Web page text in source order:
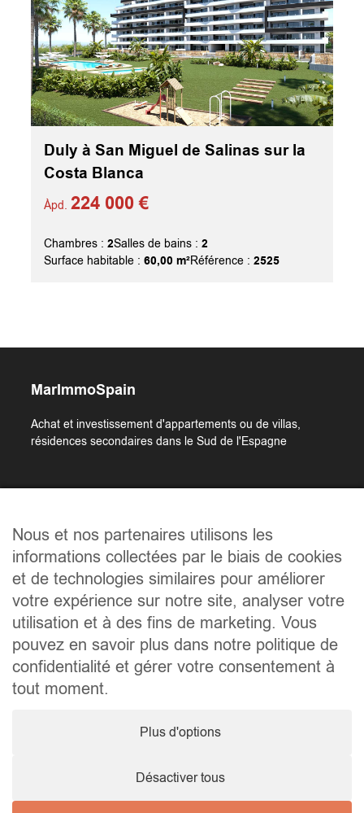
Duly à San Miguel de Salinas sur la
Costa Blanca
Àpd.224 000 €
Chambres :2Salles de bains :2
Surface habitable :60,00 m²Référence :2525
MarImmoSpain
Achat et investissement d'appartements ou de villas,
résidences secondaires dans le Sud de l'Espagne
Accueil
Qui sommes-nous ?
Les biens
Les régions
Les démarches
Contact
contact@marimmospain.com
Nous et nos partenaires utilisons les
informations collectées par le biais de cookies
et de technologies similaires pour améliorer
votre expérience sur notre site, analyser votre
utilisation et à des fins de marketing. Vous
pouvez en savoir plus dans notre politique de
confidentialité et gérer votre consentement à
tout moment.
Plus d'options
Désactiver tous